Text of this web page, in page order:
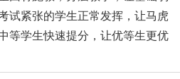
试紧张的学生正常发挥，让马虎
等学生快速提分，让优等生更优